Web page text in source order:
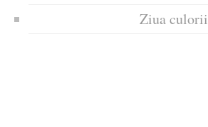
Ziua culorii